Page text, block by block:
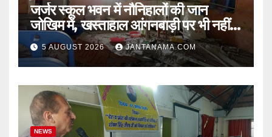
जर्जर स्कूल भवन में नौनिहालों की जान
जोखिम में, खस्ताहाल आंगनबाड़ी पर भी नहीं
जागा प्रशासन
5 AUGUST 2026 JANTANAMA.COM
NEWS